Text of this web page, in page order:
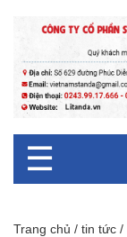
☰
Trang chủ / tin tức /